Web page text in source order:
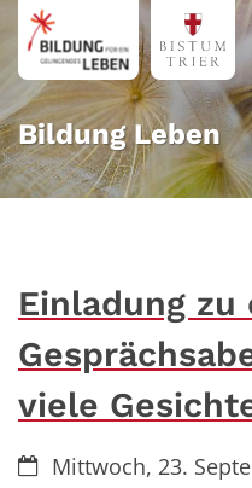
Zum Inhalt springen
Bildung Leben
Einladung
viele
Datum:Mittwoch, 23.